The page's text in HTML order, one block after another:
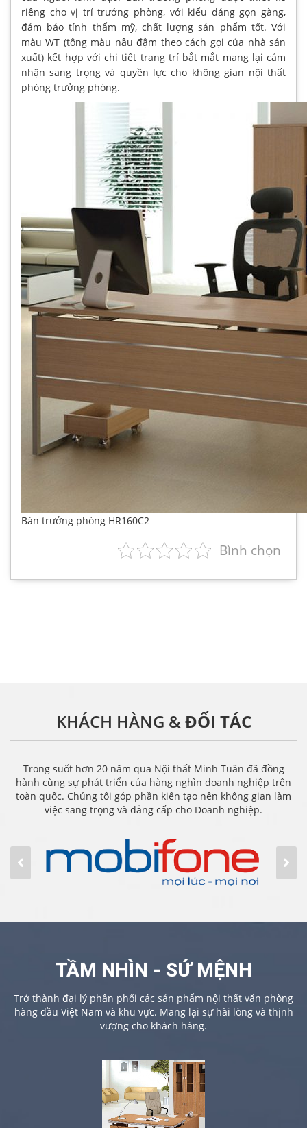
riêng cho vị trí trưởng phòng, với kiểu dáng gọn gàng,
đảm bảo tính thẩm mỹ, chất lượng sản phẩm tốt. Với
màu WT (tông màu nâu đậm theo cách gọi của nhà sản
xuất) kết hợp với chi tiết trang trí bắt mắt mang lại cảm
nhận sang trọng và quyền lực cho không gian nội thất
phòng trưởng phòng.
Bàn trưởng phòng HR160C2
Bình chọn
KHÁCH HÀNG &ĐỐI TÁC
Trong suốt hơn 20 năm qua Nội thất Minh Tuân đã đồng
hành cùng sự phát triển của hàng nghìn doanh nghiệp trên
toàn quốc. Chúng tôi góp phần kiến tạo nên không gian làm
việc sang trọng và đẳng cấp cho Doanh nghiệp.
TẦM NHÌN - SỨ MỆNH
Trở thành đại lý phân phối các sản phẩm nội thất văn phòng
hàng đầu Việt Nam và khu vực. Mang lại sự hài lòng và thịnh
vượng cho khách hàng.